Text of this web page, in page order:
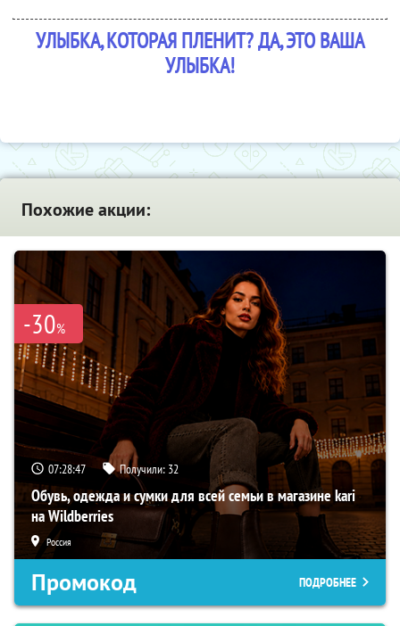
УЛЫБКА, КОТОРАЯ ПЛЕНИТ? ДА, ЭТО ВАША
УЛЫБКА!
Похожие акции:
-30%
07:28:47 Получили: 32
Обувь, одежда и сумки для всей семьи в магазине kari
на Wildberries
Россия
Промокод ПОДРОБНЕЕ